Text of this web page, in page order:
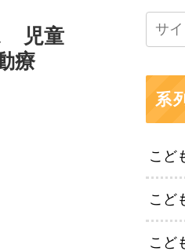
児童
療
系
こど
こど
こど